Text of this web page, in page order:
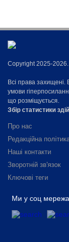
Copyright 2025-
Всі права захищені.
умови
що розміщується.
Збір статистики
Про нас
Редакційна
Наші контакти
Зворотній зв'язок
Ключові теги
Ми у соц